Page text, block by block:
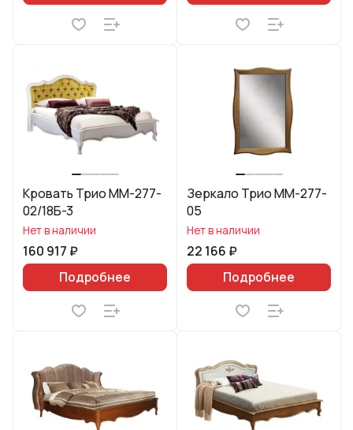
Кровать Трио ММ-277-
02/18Б-3
Нет в наличии
160 917 ₽
Подробнее
Зеркало Трио ММ-277-
05
Нет в наличии
22 166 ₽
Подробнее